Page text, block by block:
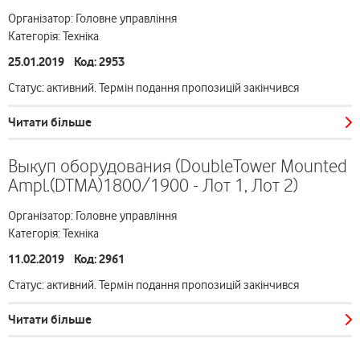
Організатор: Головне управління
Категорія: Техніка
25.01.2019 Код: 2953
Статус: активний. Термін подання пропозицій закінчився
Читати більше
Выкуп оборудования (DoubleTower Mounted
Ampl.(DTMA)1800/1900 - Лот 1, Лот 2)
Організатор: Головне управління
Категорія: Техніка
11.02.2019 Код: 2961
Статус: активний. Термін подання пропозицій закінчився
Читати більше